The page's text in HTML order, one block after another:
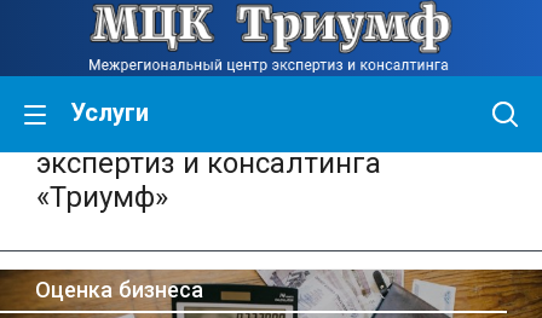
Услуги
Межрегиональный центр
экспертиз и консалтинга
«Триумф»
Оценка бизнеса